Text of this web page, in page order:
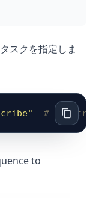
スクを指定しま
# or
to